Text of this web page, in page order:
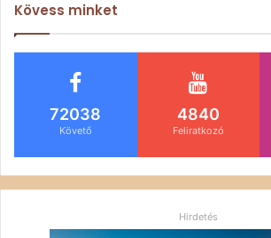
Kövess minket
72038
Követő
4840
Feliratkozó
Hirdetés